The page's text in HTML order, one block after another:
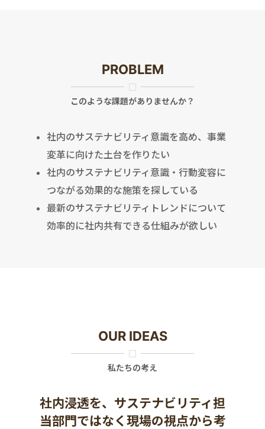
PROBLEM
このような課題がありませんか？
社内のサステナビリティ意識を高め、事業
変革に向けた土台を作りたい
社内のサステナビリティ意識・行動変容に
つながる効果的な施策を探している
最新のサステナビリティトレンドについて
効率的に社内共有できる仕組みが欲しい
OUR IDEAS
私たちの考え
社内浸透を、サステナビリティ担
当部門ではなく現場の視点から考